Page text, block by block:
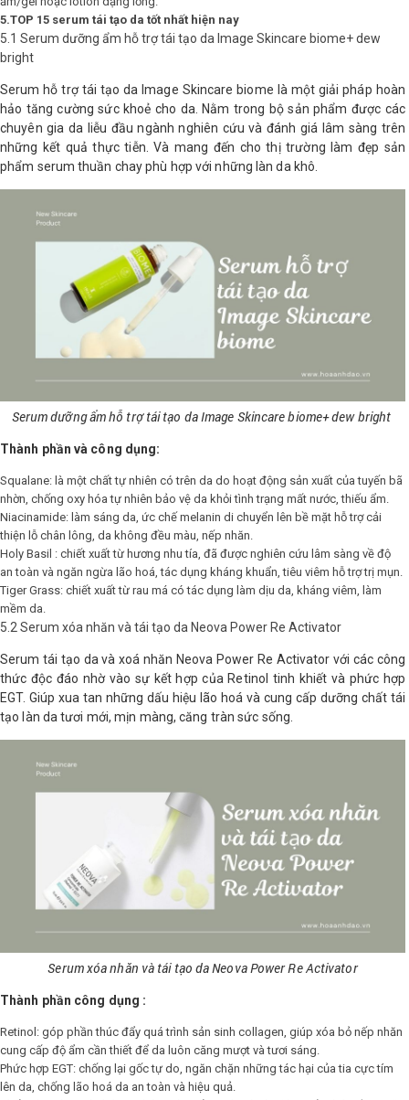
5.TOP 15 serum tái tạo da tốt nhất hiện nay
5.1 Serum dưỡng ẩm hỗ trợ tái tạo da Image Skincare biome+ dew
bright
Serum hỗ trợ tái tạo da Image Skincare biome là một giải pháp hoàn
hảo tăng cường sức khoẻ cho da. Nằm trong bộ sản phẩm được các
chuyên gia da liễu đầu ngành nghiên cứu và đánh giá lâm sàng trên
những kết quả thực tiễn. Và mang đến cho thị trường làm đẹp sản
phẩm serum thuần chay phù hợp với những làn da khô.
Serum dưỡng ẩm hỗ trợ tái tạo da Image Skincare biome+ dew bright
Thành phần và công dụng:
Squalane: là một chất tự nhiên có trên da do hoạt động sản xuất của tuyến bã
nhờn, chống oxy hóa tự nhiên bảo vệ da khỏi tình trạng mất nước, thiếu ẩm.
Niacinamide: làm sáng da, ức chế melanin di chuyển lên bề mặt hỗ trợ cải
thiện lỗ chân lông, da không đều màu, nếp nhăn.
Holy Basil : chiết xuất từ hương nhu tía, đã được nghiên cứu lâm sàng về độ
an toàn và ngăn ngừa lão hoá, tác dụng kháng khuẩn, tiêu viêm hỗ trợ trị mụn.
Tiger Grass: chiết xuất từ rau má có tác dụng làm dịu da, kháng viêm, làm
mềm da.
5.2 Serum xóa nhăn và tái tạo da Neova Power Re Activator
Serum tái tạo da và xoá nhăn Neova Power Re Activator với các công
thức độc đáo nhờ vào sự kết hợp của Retinol tinh khiết và phức hợp
EGT. Giúp xua tan những dấu hiệu lão hoá và cung cấp dưỡng chất tái
tạo làn da tươi mới, mịn màng, căng tràn sức sống.
Serum xóa nhăn và tái tạo da Neova Power Re Activator
Thành phần công dụng :
Retinol: góp phần thúc đẩy quá trình sản sinh collagen, giúp xóa bỏ nếp nhăn
cung cấp độ ẩm cần thiết để da luôn căng mượt và tươi sáng.
Phức hợp EGT: chống lại gốc tự do, ngăn chặn những tác hại của tia cực tím
lên da, chống lão hoá da an toàn và hiệu quả.